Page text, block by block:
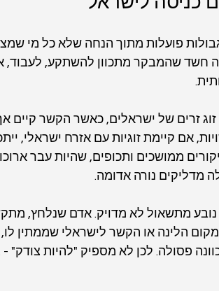
פועלות מתוך הנחה שלא כל מי
חשד שהמבקר מתכוון להשתקע, לעבוד,
זוג זרים של ישראלים, כאשר הקשר קיים
אם קיימת זוגיות עם אזרח ישראלי,
ממושכים ותכופים, שהיות עבר
מדליקים נורה אדומה.
מתשאול לא מדויק. אדם שנלחץ,
הלינה או הקשר לישראלי שממתין
פסולה. לכן לא מספיק "להיות